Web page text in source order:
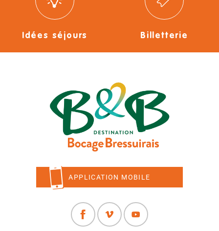
Idées séjours Billetterie
APPLICATION MOBILE